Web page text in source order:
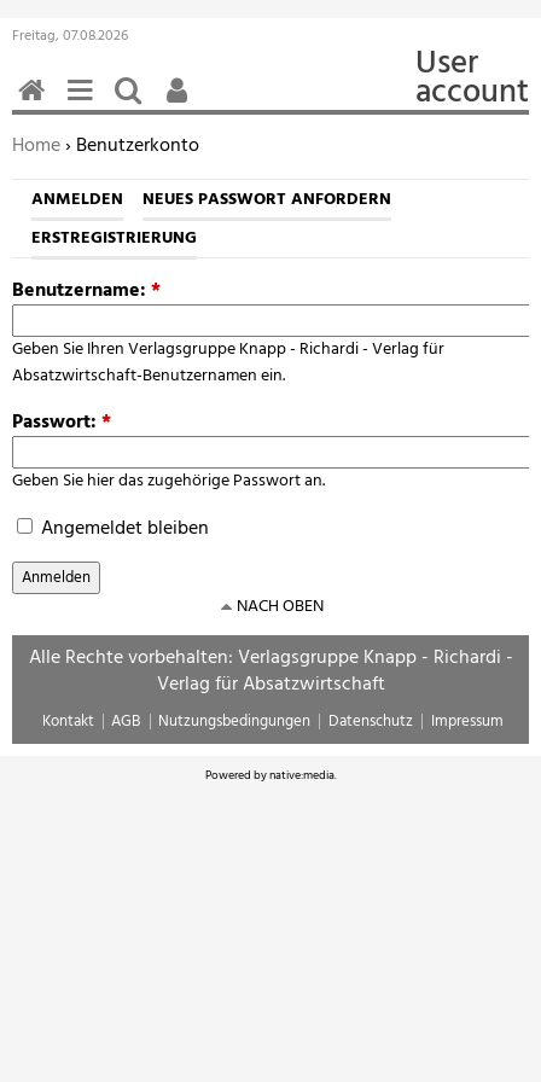
Freitag, 07.08.2026
User
account
Sie befinden sich hier:
Home› Benutzerkonto
ANMELDEN
NEUES PASSWORT ANFORDERN
ERSTREGISTRIERUNG
Benutzername:*
Geben Sie Ihren Verlagsgruppe Knapp - Richardi - Verlag für
Absatzwirtschaft-Benutzernamen ein.
Passwort:*
Geben Sie hier das zugehörige Passwort an.
Angemeldet bleiben
HOMEMENÜSUCHEN
BENUTZERFUNKTIONEN
NACH OBEN
Alle Rechte vorbehalten: Verlagsgruppe Knapp - Richardi -
Verlag für Absatzwirtschaft
Kontakt AGB Nutzungsbedingungen Datenschutz Impressum
Powered bynative:media.